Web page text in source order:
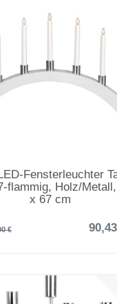
Fensterleuchter
flammig, Holz/
x 67 cm
€